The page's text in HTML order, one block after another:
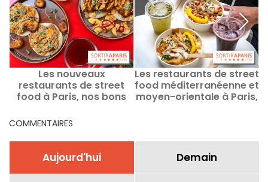
Les nouveaux
restaurants de street
food à Paris, nos bons
adresses
Les restaurants de street
food méditerranéenne et
moyen-orientale à Paris,
COMMENTAIRES
Aujourd'hui Demain